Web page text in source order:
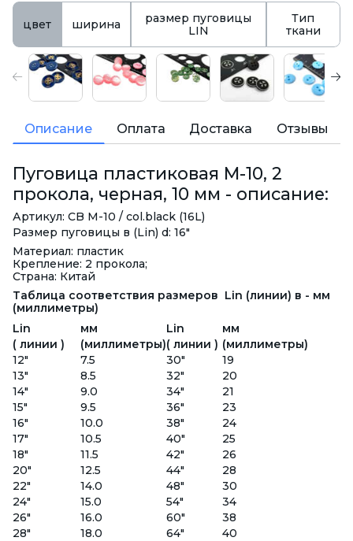
цвет ширина
размер пуговицы
LIN
Тип
ткани
Описание Оплата Доставка Отзывы
Пуговица пластиковая M-10, 2
прокола, черная, 10 мм - описание:
Артикул: CB M-10 / col.black (16L)
Размер пуговицы в (Lin) d: 16"
Материал: пластик
Крепление: 2 прокола;
Страна: Китай
Таблица соответствия размеров Lin (линии) в - мм
(миллиметры)
Lin
мм Lin
мм
( линии )
(миллиметры)( линии ) (миллиметры)
12"
7.5 30"
19
13"
8.5 32"
20
14"
9.0 34"
21
15"
9.5 36"
23
16"
10.0 38"
24
17"
10.5 40"
25
18"
11.5 42"
26
20"
12.5 44"
28
22"
14.0 48"
30
24"
15.0 54"
34
26"
16.0 60"
38
28"
18.0 64" 40